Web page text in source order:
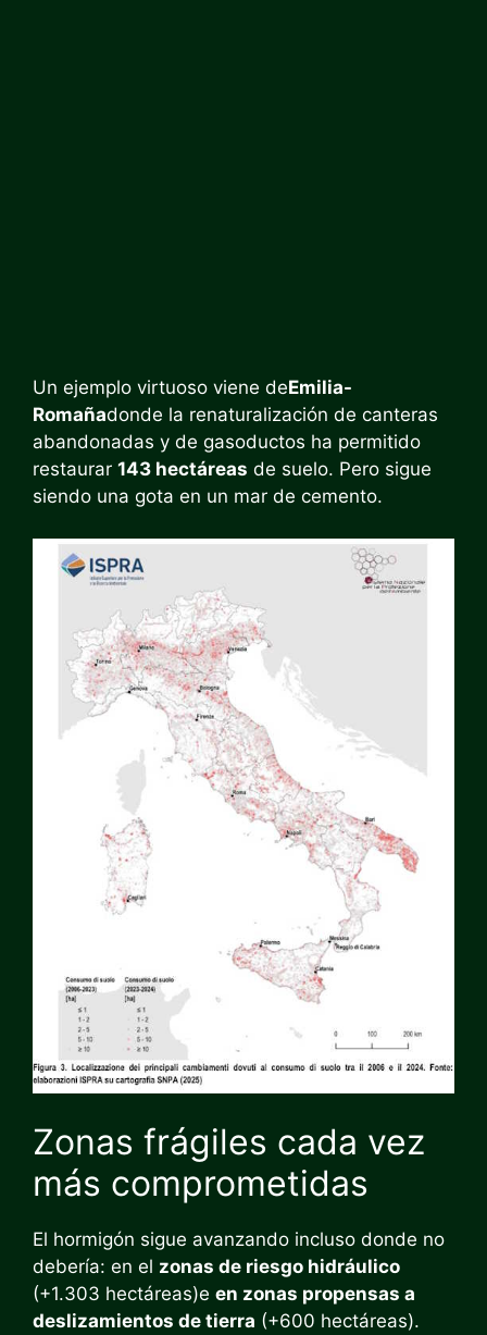
Un ejemplo virtuoso viene deEmilia-
Romañadonde la renaturalización de canteras
abandonadas y de gasoductos ha permitido
restaurar 143 hectáreas de suelo. Pero sigue
siendo una gota en un mar de cemento.
Zonas frágiles cada vez
más comprometidas
El hormigón sigue avanzando incluso donde no
debería: en el zonas de riesgo hidráulico
(+1.303 hectáreas)e en zonas propensas a
deslizamientos de tierra (+600 hectáreas).